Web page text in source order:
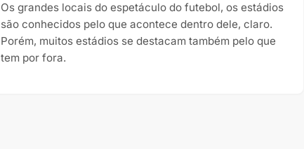
Os grandes locais do espetáculo do futebol, os estádios
são conhecidos pelo que acontece dentro dele, claro.
Porém, muitos estádios se destacam também pelo que
tem por fora.